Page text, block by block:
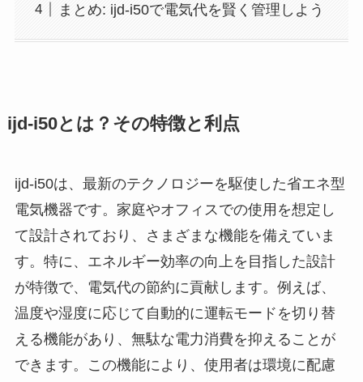
まとめ: ijd-i50で電気代を賢く管理しよう
ijd-i50とは？その特徴と利点
ijd-i50は、最新のテクノロジーを駆使した省エネ型
電気機器です。家庭やオフィスでの使用を想定し
て設計されており、さまざまな機能を備えていま
す。特に、エネルギー効率の向上を目指した設計
が特徴で、電気代の節約に貢献します。例えば、
温度や湿度に応じて自動的に運転モードを切り替
える機能があり、無駄な電力消費を抑えることが
できます。この機能により、使用者は環境に配慮